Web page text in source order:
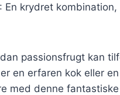
: En krydret
passionsfrugt kan
en erfaren kok eller
med denne